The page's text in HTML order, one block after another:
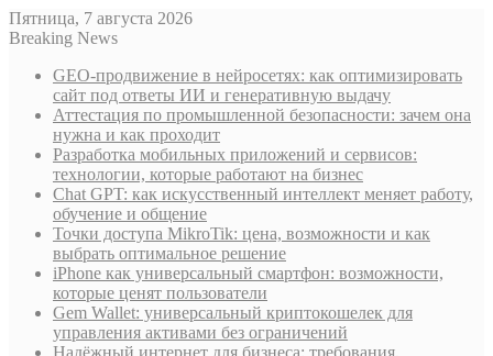
Пятница, 7 августа 2026
Breaking News
GEO-продвижение в нейросетях: как оптимизировать
сайт под ответы ИИ и генеративную выдачу
Аттестация по промышленной безопасности: зачем она
нужна и как проходит
Разработка мобильных приложений и сервисов:
технологии, которые работают на бизнес
Chat GPT: как искусственный интеллект меняет работу,
обучение и общение
Точки доступа MikroTik: цена, возможности и как
выбрать оптимальное решение
iPhone как универсальный смартфон: возможности,
которые ценят пользователи
Gem Wallet: универсальный криптокошелек для
управления активами без ограничений
Надёжный интернет для бизнеса: требования,